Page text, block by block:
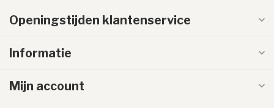
Openingstijden klantenservice
Informatie
Mijn account